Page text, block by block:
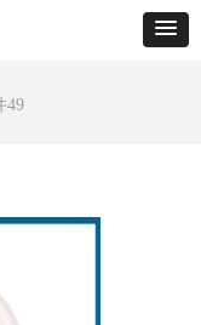
到对象的实例。
49